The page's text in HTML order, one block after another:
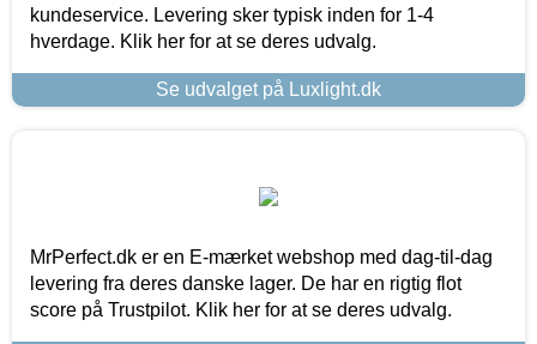
kundeservice. Levering sker typisk inden for 1-4
hverdage. Klik her for at se deres udvalg.
Se udvalget på Luxlight.dk
MrPerfect.dk er en E-mærket webshop med dag-til-dag
levering fra deres danske lager. De har en rigtig flot
score på Trustpilot. Klik her for at se deres udvalg.